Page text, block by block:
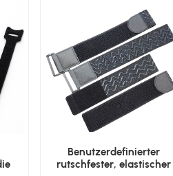
Benutzerdefinierter
rutschfester, elastischer